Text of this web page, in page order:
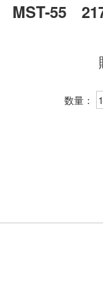
55
数量：